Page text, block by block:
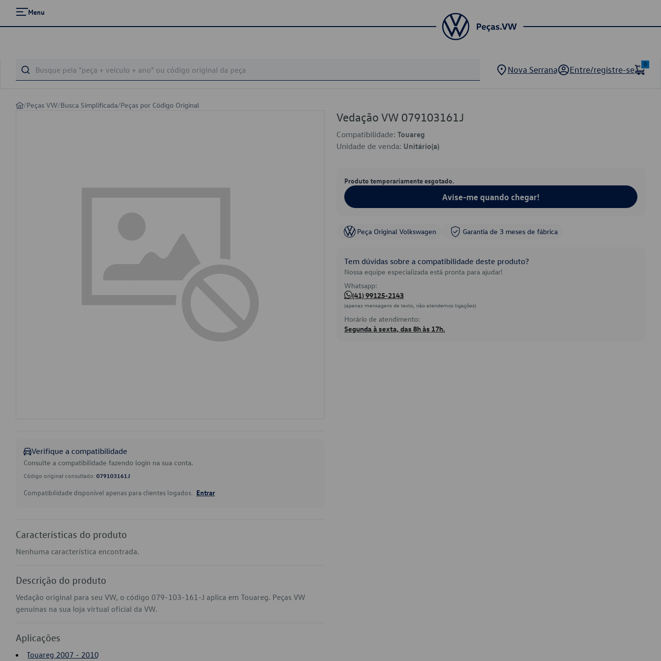
Menu
Nova Serrana Entre/registre-se
0
/Peças VW/Busca Simplificada/Peças por Código Original
Verifique a compatibilidade
Consulte a compatibilidade fazendo login na sua conta.
Código original consultado: 079103161J
Compatibilidade disponível apenas para clientes logados. Entrar
Características do produto
Nenhuma característica encontrada.
Descrição do produto
Vedação original para seu VW, o código 079-103-161-J aplica em Touareg. Peças VW
genuínas na sua loja virtual oficial da VW.
Aplicações
Touareg 2007 - 2010
Vedação VW 079103161J
Compatibilidade: Touareg
Unidade de venda: Unitário(a)
Produto temporariamente esgotado.
Avise-me quando chegar!
Peça Original Volkswagen Garantia de 3 meses de fábrica
Tem dúvidas sobre a compatibilidade deste produto?
Nossa equipe especializada está pronta para ajudar!
Whatsapp:
(41) 99125-2143
(apenas mensagens de texto, não atendemos ligações)
Horário de atendimento:
Segunda à sexta, das 8h às 17h.